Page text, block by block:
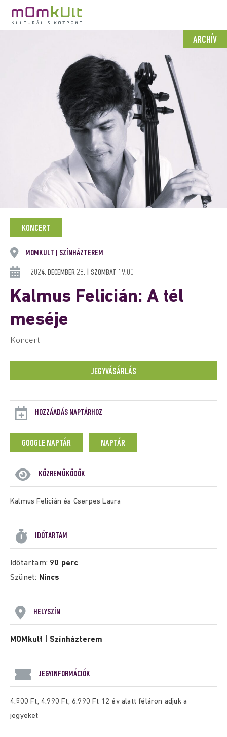
ARCHÍV
KONCERT
MOMKULT SZÍNHÁZTEREM
2024. DECEMBER 28. | SZOMBAT 19:00
Kalmus Felicián: A tél
meséje
Koncert
JEGYVÁSÁRLÁS
HOZZÁADÁS NAPTÁRHOZ
GOOGLE NAPTÁR NAPTÁR
KÖZREMŰKÖDŐK
Kalmus Felicián és Cserpes Laura
IDŐTARTAM
Időtartam: 90 perc
Szünet: Nincs
HELYSZÍN
MOMkult |Színházterem
JEGYINFORMÁCIÓK
4.500 Ft, 4.990 Ft, 6.990 Ft 12 év alatt féláron adjuk a
jegyeket